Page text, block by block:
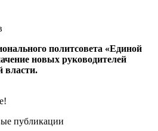
политсовета «Единой
новых руководителей
власти.
публикации